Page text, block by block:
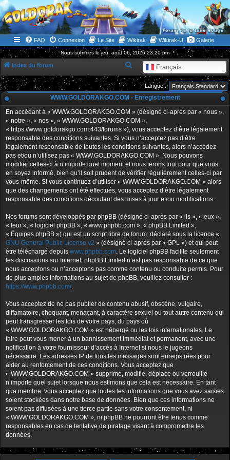
WWW.GOLDORAKGO.COM
le site de la Lune Rouge
FAQ Connexion Le Site Wikirak Wikirak-U Galerie
Nous sommes le jeu. août 06, 2026 23:20 pm
Index du forum Français
e
c
h
e
c
h
e
r
Langue :
WWW.GOLDORAKGO.COM - Enregistrement
En accédant à « WWW.GOLDORAKGO.COM » (désigné ci-après par « nous »,
« notre », « nos », « WWW.GOLDORAKGO.COM »,
« https://www.goldorakgo.com:443/forums »), vous acceptez d’être légalement
responsable des conditions suivantes. Si vous n’acceptez pas d’être
légalement responsable de toutes les conditions suivantes, alors n’accédez
pas et/ou n’utilisez pas « WWW.GOLDORAKGO.COM ». Nous pouvons
modifier celles-ci à n’importe quel moment et nous ferons tout pour que vous
en soyez informé, bien qu’il soit prudent de vérifier régulièrement celles-ci par
vous-même. Si vous continuez d’utiliser « WWW.GOLDORAKGO.COM » alors
que des changements ont été effectués, vous acceptez d’être légalement
responsable des conditions découlant des mises à jour et/ou modifications.
Nos forums sont développés par phpBB (désigné ci-après par « ils », « eux »,
« leur », « logiciel phpBB », « www.phpbb.com », « phpBB Limited »,
« Équipes phpBB ») qui est un script libre de forum, déclaré sous la licence «
GNU General Public License v2 » (désigné ci-après par « GPL ») et qui peut
être téléchargé depuis www.phpbb.com. Le logiciel phpBB facilite seulement
les discussions sur Internet. phpBB Limited n’est pas responsable de ce que
nous acceptons ou n’acceptons pas comme contenu ou conduite permis. Pour
de plus amples informations au sujet de phpBB, veuillez consulter :
https://www.phpbb.com/.
Vous acceptez de ne pas publier de contenu abusif, obscène, vulgaire,
diffamatoire, choquant, menaçant, à caractère sexuel ou tout autre contenu qui
peut transgresser les lois de votre pays, du pays où
« WWW.GOLDORAKGO.COM » est hébergé ou les lois internationales. Le
faire peut vous mener à un bannissement immédiat et permanent, avec une
notification à votre fournisseur d’accès à Internet si nous le jugeons
nécessaire. Les adresses IP de tous les messages sont enregistrées pour
aider au renforcement de ces conditions. Vous acceptez que
« WWW.GOLDORAKGO.COM » supprime, modifie, déplace ou verrouille
n’importe quel sujet lorsque nous estimons que cela est nécessaire. En tant
que membre, vous acceptez que toutes les informations que vous avez saisies
soient stockées dans notre base de données. Bien que ces informations ne
soient pas diffusées à une tierce partie sans votre consentement, ni
« WWW.GOLDORAKGO.COM », ni phpBB ne pourront être tenus comme
responsables en cas de tentative de piratage visant à compromettre les
données.